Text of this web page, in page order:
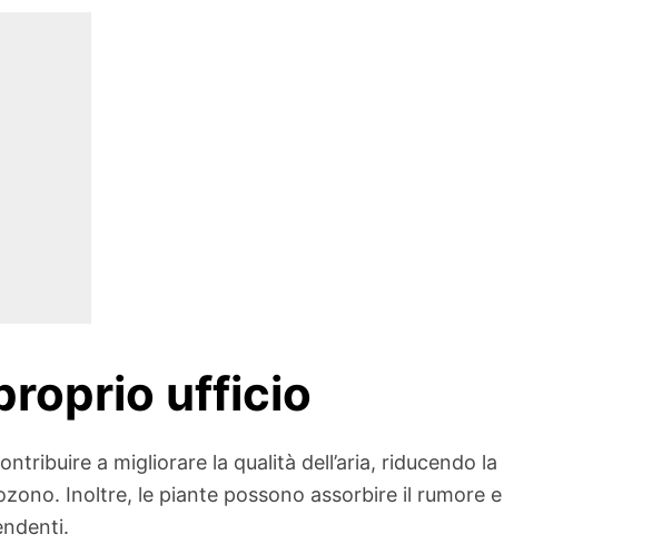
ufficio
a migliorare la qualità dell’aria, riducendo la
Inoltre, le piante possono assorbire il rumore e